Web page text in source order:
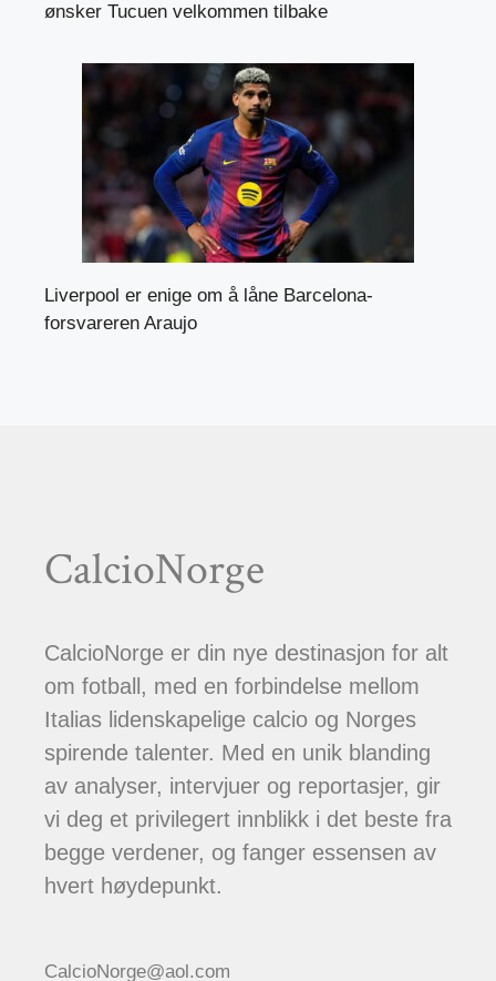
ønsker Tucuen velkommen tilbake
Liverpool er enige om å låne Barcelona-
forsvareren Araujo
CalcioNorge
CalcioNorge er din nye destinasjon for alt
om fotball, med en forbindelse mellom
Italias lidenskapelige calcio og Norges
spirende talenter. Med en unik blanding
av analyser, intervjuer og reportasjer, gir
vi deg et privilegert innblikk i det beste fra
begge verdener, og fanger essensen av
hvert høydepunkt.
CalcioNorge@aol.com